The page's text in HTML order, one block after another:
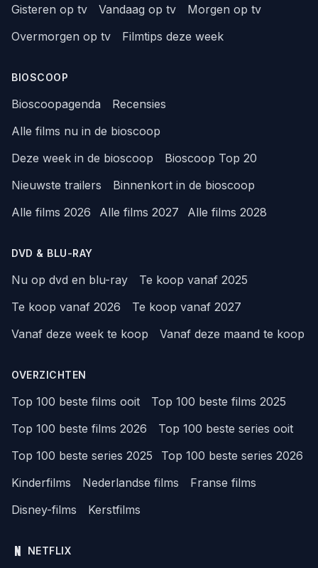
Gisteren op tv Vandaag op tv
Morgen op tv
Overmorgen op tv
Filmtips deze week
BIOSCOOP
Bioscoopagenda
Recensies
Alle films nu in de bioscoop
Deze week in de bioscoop
Bioscoop Top 20
Nieuwste trailers
Binnenkort in de bioscoop
Alle films 2026
Alle films 2027 Alle films 2028
DVD & BLU-RAY
Nu op dvd en blu-ray
Te koop vanaf 2025
Te koop vanaf 2026
Te koop vanaf 2027
Vanaf deze week te koop
Vanaf deze maand te koop
OVERZICHTEN
Top 100 beste films ooit
Top 100 beste films 2025
Top 100 beste films 2026
Top 100 beste series ooit
Top 100 beste series 2025
Top 100 beste series 2026
Kinderfilms
Nederlandse films
Franse films
Disney-films
Kerstfilms
NETFLIX